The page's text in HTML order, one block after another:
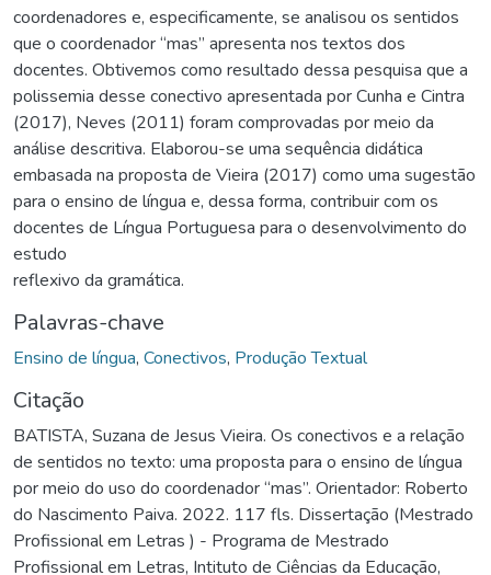
coordenadores e, especificamente, se analisou os sentidos
que o coordenador “mas” apresenta nos textos dos
docentes. Obtivemos como resultado dessa pesquisa que a
polissemia desse conectivo apresentada por Cunha e Cintra
(2017), Neves (2011) foram comprovadas por meio da
análise descritiva. Elaborou-se uma sequência didática
embasada na proposta de Vieira (2017) como uma sugestão
para o ensino de língua e, dessa forma, contribuir com os
docentes de Língua Portuguesa para o desenvolvimento do
estudo
reflexivo da gramática.
Palavras-chave
Ensino de língua, Conectivos, Produção Textual
Citação
BATISTA, Suzana de Jesus Vieira. Os conectivos e a relação
de sentidos no texto: uma proposta para o ensino de língua
por meio do uso do coordenador “mas”. Orientador: Roberto
do Nascimento Paiva. 2022. 117 fls. Dissertação (Mestrado
Profissional em Letras ) - Programa de Mestrado
Profissional em Letras, Intituto de Ciências da Educação,